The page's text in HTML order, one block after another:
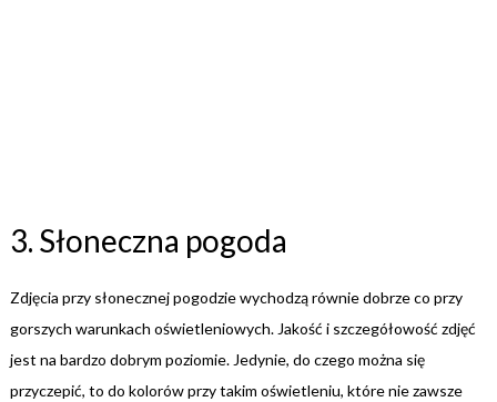
3. Słoneczna pogoda
Zdjęcia przy słonecznej pogodzie wychodzą równie dobrze co przy
gorszych warunkach oświetleniowych. Jakość i szczegółowość zdjęć
jest na bardzo dobrym poziomie. Jedynie, do czego można się
przyczepić, to do kolorów przy takim oświetleniu, które nie zawsze